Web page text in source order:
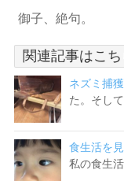
御子、絶句。
関連記事はこち
ネズミ捕
た。そし
食生活を
私の食生